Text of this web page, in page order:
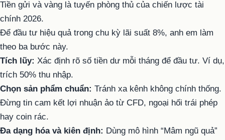
Tiền gửi và vàng là tuyến phòng thủ của chiến lược tài
chính 2026.
Để đầu tư hiệu quả trong chu kỳ lãi suất 8%, anh em làm
theo ba bước này.
Tích lũy: Xác định rõ số tiền dư mỗi tháng để đầu tư. Ví dụ,
trích 50% thu nhập.
Chọn sản phẩm chuẩn: Tránh xa kênh không chính thống.
Đừng tin cam kết lợi nhuận ảo từ CFD, ngoại hối trái phép
hay coin rác.
Đa dạng hóa và kiên định: Dùng mô hình “Mâm ngũ quả”